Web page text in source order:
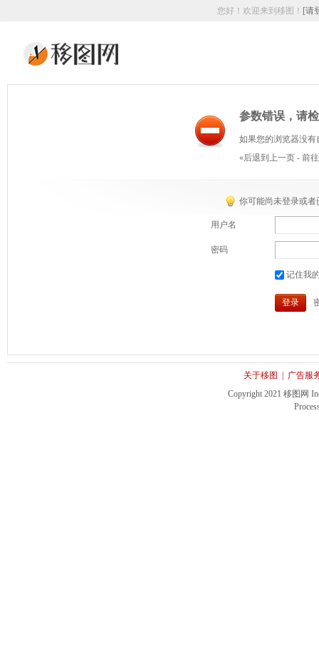
您好！欢迎来到移图！ [请
参数错误，请
如果您的浏览器没
«后退到上一页- 前
你可能尚未登录或者
用户名
密码
记住我
关于移图 | 广告服
Copyright 2021 移图网